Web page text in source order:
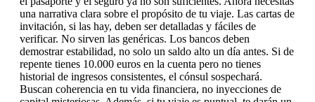
una narrativa clara sobre el propósito de tu viaje. Las cartas de
invitación, si las hay, deben ser detalladas y fáciles de
verificar. No sirven las genéricas. Los bancos deben
demostrar estabilidad, no solo un saldo alto un día antes. Si de
repente tienes 10.000 euros en la cuenta pero no tienes
historial de ingresos consistentes, el cónsul sospechará.
Buscan coherencia en tu vida financiera, no inyecciones de